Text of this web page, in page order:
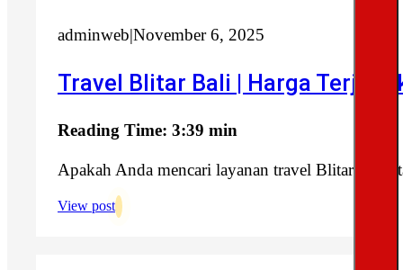
adminweb|November 6, 2025
Travel Blitar Bali | Harga
Reading Time: 3:39 min
Apakah Anda mencari layanan travel Blitar Bali
View post